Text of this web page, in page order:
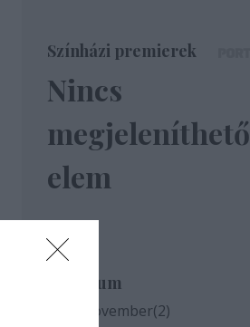
Színházi premierek
Nincs
megjeleníthető
elem
Archívum
2020 november(2)